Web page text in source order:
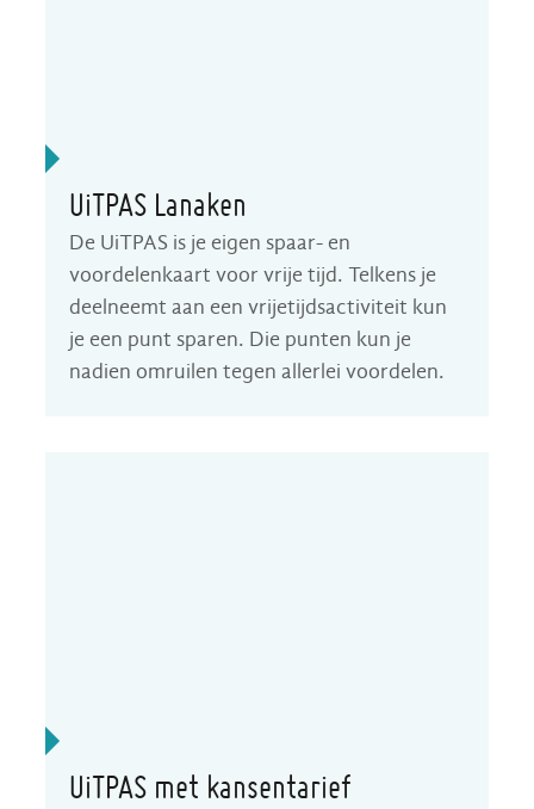
UiTPAS Lanaken
De UiTPAS is je eigen spaar- en
voordelenkaart voor vrije tijd. Telkens je
deelneemt aan een vrijetijdsactiviteit kun
je een punt sparen. Die punten kun je
nadien omruilen tegen allerlei voordelen.
UiTPAS met kansentarief